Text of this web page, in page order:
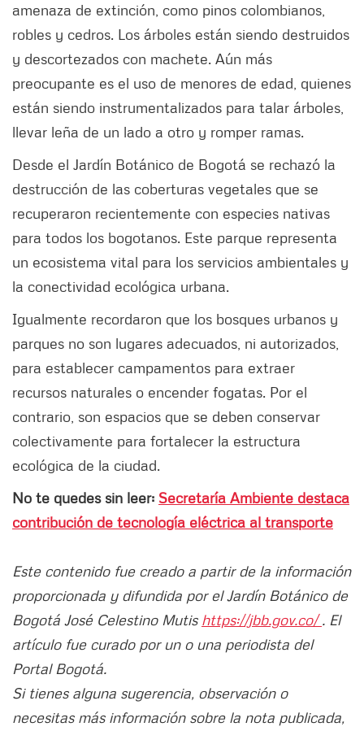
amenaza de extinción, como pinos colombianos,
robles y cedros. Los árboles están siendo destruidos
y descortezados con machete. Aún más
preocupante es el uso de menores de edad, quienes
están siendo instrumentalizados para talar árboles,
llevar leña de un lado a otro y romper ramas.
Desde el Jardín Botánico de Bogotá se rechazó la
destrucción de las coberturas vegetales que se
recuperaron recientemente con especies nativas
para todos los bogotanos. Este parque representa
un ecosistema vital para los servicios ambientales y
la conectividad ecológica urbana.
Igualmente recordaron que los bosques urbanos y
parques no son lugares adecuados, ni autorizados,
para establecer campamentos para extraer
recursos naturales o encender fogatas. Por el
contrario, son espacios que se deben conservar
colectivamente para fortalecer la estructura
ecológica de la ciudad.
No te quedes sin leer: Secretaría Ambiente destaca
contribución de tecnología eléctrica al transporte
Este contenido fue creado a partir de la información
proporcionada y difundida por el Jardín Botánico de
Bogotá José Celestino Mutis https://jbb.gov.co/. El
artículo fue curado por un o una periodista del
Portal Bogotá.
Si tienes alguna sugerencia, observación o
necesitas más información sobre la nota publicada,